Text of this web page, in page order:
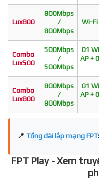
Lux800
800Mbps
/
800Mbps
Wi-Fi
Combo
Lux500
500Mbps
/
500Mbps
01
AP +
Combo
Lux800
800Mbps
/
800Mbps
01
AP +
📍 Tổng đài lắp mạng FPT:
FPT Play - Xem